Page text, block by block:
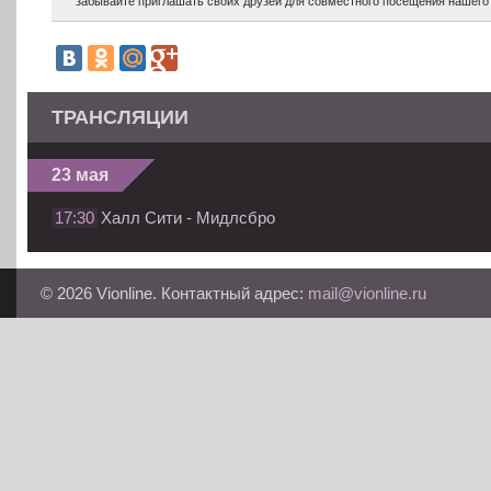
ТРАНСЛЯЦИИ
23 мая
17:30 Халл Сити - Мидлсбро
© 2026 Vionline. Контактный адрес: mail@vionline.ru